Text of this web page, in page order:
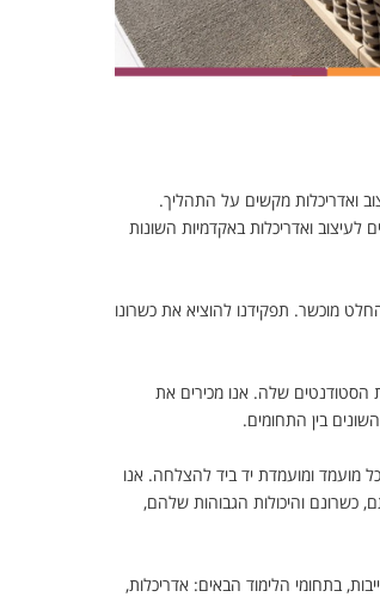
ואדריכלות מקשים על התהליך.
ואדריכלות באקדמיות השונות
מוכשר. תפקידנו להוציא את כשרונו
הסטודנטים שלה. אנו מכירים את
בין התחומים.
להוביל כל מועמד ומועמדת יד ביד להצלחה. אנו
כשרונם והיכולות הגבוהות שלהם,
בתחומי הלימוד הבאים: אדריכלות,